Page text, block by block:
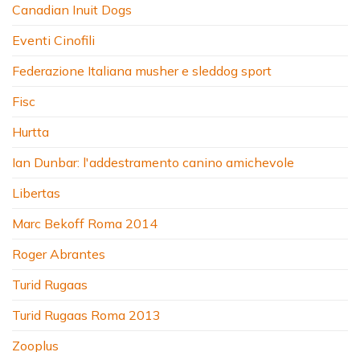
Canadian Inuit Dogs
Eventi Cinofili
Federazione Italiana musher e sleddog sport
Fisc
Hurtta
Ian Dunbar: l'addestramento canino amichevole
Libertas
Marc Bekoff Roma 2014
Roger Abrantes
Turid Rugaas
Turid Rugaas Roma 2013
Zooplus